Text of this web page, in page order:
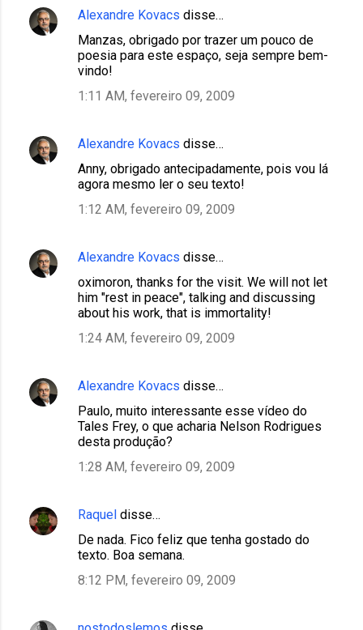
Alexandre Kovacs disse…
Manzas, obrigado por trazer um pouco de
poesia para este espaço, seja sempre bem-
vindo!
1:11 AM, fevereiro 09, 2009
Alexandre Kovacs disse…
Anny, obrigado antecipadamente, pois vou lá
agora mesmo ler o seu texto!
1:12 AM, fevereiro 09, 2009
Alexandre Kovacs disse…
oximoron, thanks for the visit. We will not let
him "rest in peace", talking and discussing
about his work, that is immortality!
1:24 AM, fevereiro 09, 2009
Alexandre Kovacs disse…
Paulo, muito interessante esse vídeo do
Tales Frey, o que acharia Nelson Rodrigues
desta produção?
1:28 AM, fevereiro 09, 2009
Raquel disse…
De nada. Fico feliz que tenha gostado do
texto. Boa semana.
8:12 PM, fevereiro 09, 2009